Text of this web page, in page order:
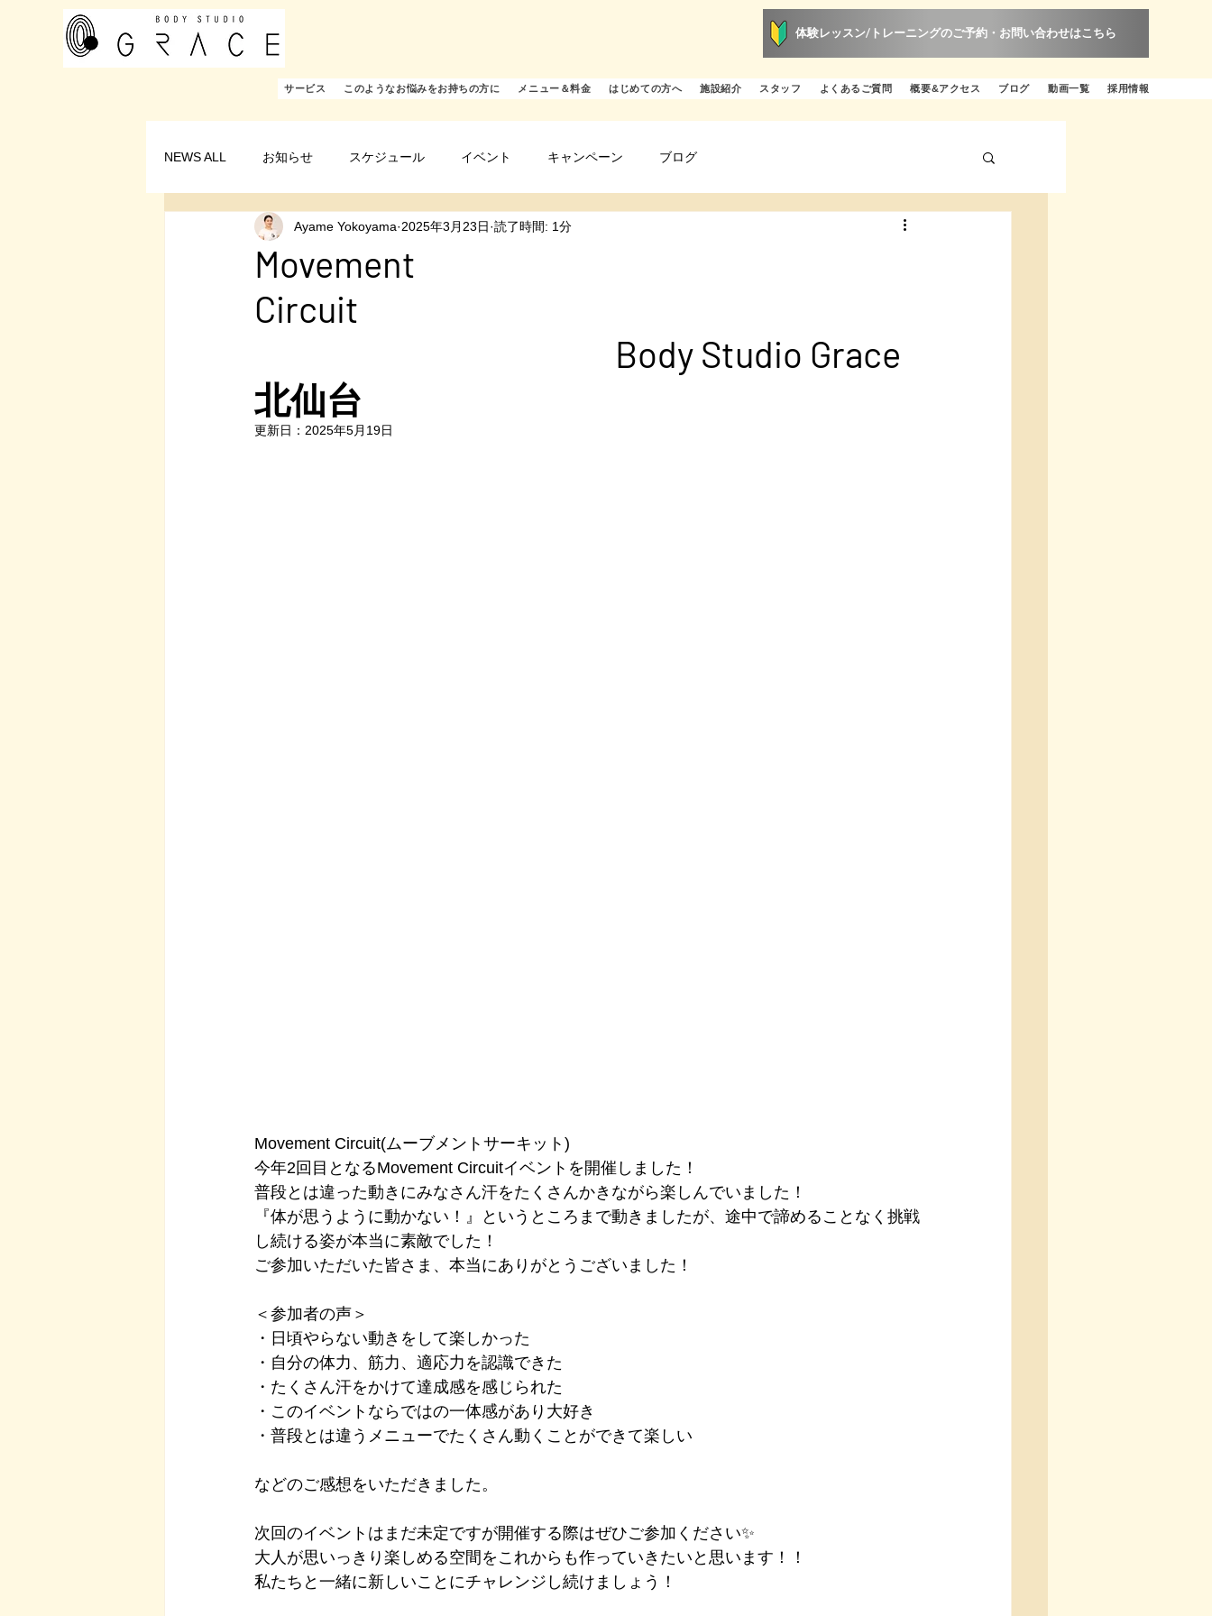
体験レッスン/トレーニングのご予約・お問い合わせはこちら
サービス このようなお悩みをお持ちの方に メニュー＆料金 はじめての方へ 施設紹介 スタッフ よくあるご質問 概要&アクセス ブログ 動画一覧 採用情報
NEWS ALL お知らせ スケジュール イベント キャンペーン ブログ
Movement
Circuit
Body Studio Grace
北仙台
Ayame Yokoyama 2025年3月23日 読了時間: 1分
更新日： 2025年5月19日
Movement Circuit(ムーブメントサーキット)
今年2回目となるMovement Circuitイベントを開催しました！
普段とは違った動きにみなさん汗をたくさんかきながら楽しんでいました！
『体が思うように動かない！』というところまで動きましたが、途中で諦めることなく挑戦
し続ける姿が本当に素敵でした！
ご参加いただいた皆さま、本当にありがとうございました！
＜参加者の声＞
・日頃やらない動きをして楽しかった
・自分の体力、筋力、適応力を認識できた
・たくさん汗をかけて達成感を感じられた
・このイベントならではの一体感があり大好き
・普段とは違うメニューでたくさん動くことができて楽しい
などのご感想をいただきました。
次回のイベントはまだ未定ですが開催する際はぜひご参加ください✨
大人が思いっきり楽しめる空間をこれからも作っていきたいと思います！！
私たちと一緒に新しいことにチャレンジし続けましょう！